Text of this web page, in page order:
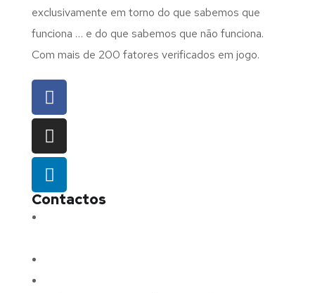
exclusivamente em torno do que sabemos que
funciona … e do que sabemos que não funciona.
Com mais de 200 fatores verificados em jogo.
Contactos